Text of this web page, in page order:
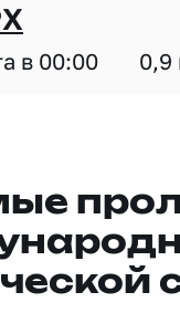
в 00:00 0,9